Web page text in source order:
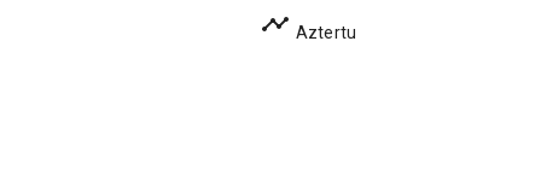
Aztertu